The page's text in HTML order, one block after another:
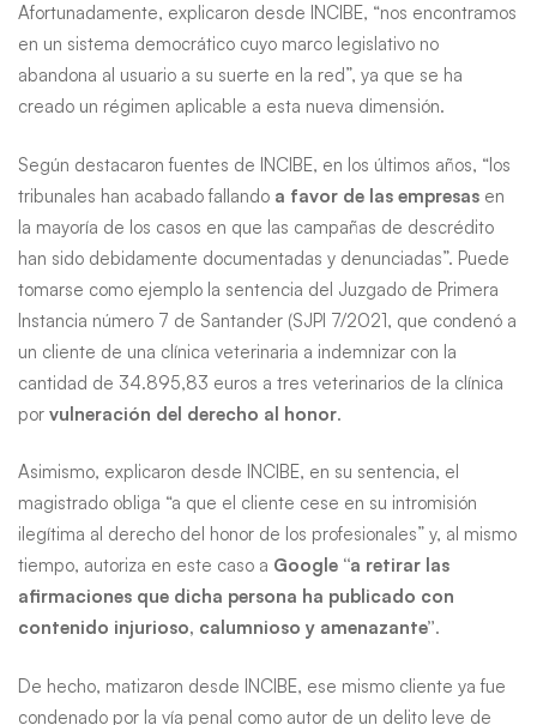
Afortunadamente, explicaron desde INCIBE, “nos encontramos
en un sistema democrático cuyo marco legislativo no
abandona al usuario a su suerte en la red”, ya que se ha
creado un régimen aplicable a esta nueva dimensión.
Según destacaron fuentes de INCIBE, en los últimos años, “los
tribunales han acabado fallando a favor de las empresas en
la mayoría de los casos en que las campañas de descrédito
han sido debidamente documentadas y denunciadas”. Puede
tomarse como ejemplo la sentencia del Juzgado de Primera
Instancia número 7 de Santander (SJPI 7/2021, que condenó a
un cliente de una clínica veterinaria a indemnizar con la
cantidad de 34.895,83 euros a tres veterinarios de la clínica
por vulneración del derecho al honor.
Asimismo, explicaron desde INCIBE, en su sentencia, el
magistrado obliga “a que el cliente cese en su intromisión
ilegítima al derecho del honor de los profesionales” y, al mismo
tiempo, autoriza en este caso a Google “a retirar las
afirmaciones que dicha persona ha publicado con
contenido injurioso, calumnioso y amenazante”.
De hecho, matizaron desde INCIBE, ese mismo cliente ya fue
condenado por la vía penal como autor de un delito leve de